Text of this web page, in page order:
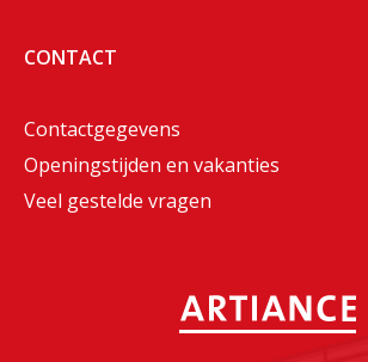
CONTACT
Contactgegevens
Openingstijden en vakanties
Veel gestelde vragen